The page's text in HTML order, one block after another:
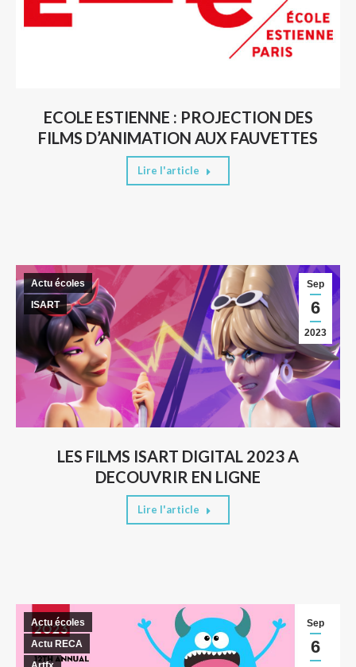
ECOLE ESTIENNE : PROJECTION DES
FILMS D’ANIMATION AUX FAUVETTES
Lire l'article
LES FILMS ISART DIGITAL 2023 A
DECOUVRIR EN LIGNE
Sep
6
2023
Actu écoles
ISART
Lire l'article
Sep
6
Actu écoles
Actu RECA